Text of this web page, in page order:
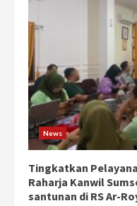
News
Tingkatkan
Raharja Kanwil
santunan di RS Ar-